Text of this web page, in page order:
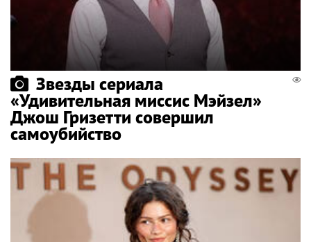
Звезды сериала
«Удивительная миссис Мэйзел»
Джош Гризетти совершил
самоубийство